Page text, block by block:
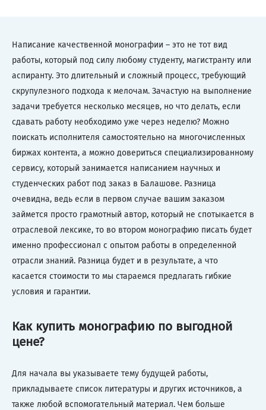
Написание качественной монографии – это не тот вид
работы, который под силу любому студенту, магистранту или
аспиранту. Это длительный и сложный процесс, требующий
скрупулезного подхода к мелочам. Зачастую на выполнение
задачи требуется несколько месяцев, но что делать, если
сдавать работу необходимо уже через неделю? Можно
поискать исполнителя самостоятельно на многочисленных
биржах контента, а можно довериться специализированному
сервису, который занимается написанием научных и
студенческих работ под заказ в Балашове. Разница
очевидна, ведь если в первом случае вашим заказом
займется просто грамотный автор, который не спотыкается в
отраслевой лексике, то во втором монографию писать будет
именно профессионал с опытом работы в определенной
отрасли знаний. Разница будет и в результате, а что
касается стоимости то мы стараемся предлагать гибкие
условия и гарантии.
Как купить монографию по выгодной
цене?
Для начала вы указываете тему будущей работы,
прикладываете список литературы и других источников, а
также любой вспомогательный материал. Чем больше